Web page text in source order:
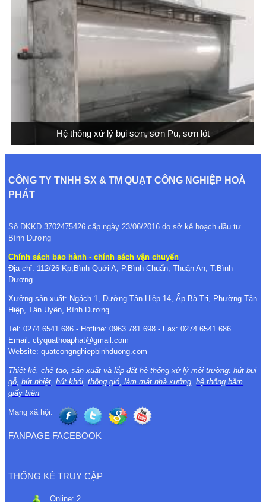
Hệ thống xử lý bụi sơn, sơn Pu, sơn lót
CÔNG TY TNHH SX & TM QUẠT CÔNG NGHIỆP HOÀ
PHÁT
Số ĐKKD 3702475426 cấp ngày 23/06/2016 do sở kế hoạch đầu tư
Bình Dương
Chính sách bảo hành - chính sách vận chuyển
Địa chỉ: 112/26 Kp,Bình Quới A, P.Bình Chuẩn, Thuận An, T.Bình
Dương
Xưởng sản xuất: Ngách 1, Đường Tân Hiệp 14, Ấp Bà Tri, Phường Tân
Hiệp, Tân Uyên, Bình Dương
Tel: 0274 6541 686 - Hotline: 0963 781 698 - Fax: 0274 6541 686
Email: ctyquathoaphat@gmail.com
Website: quatcongnghiepbinhduong.com
Thiết kế, chế tạo, sản xuất và lắp đặt hệ thống xử lý môi trường:hút bụi
gỗ ,hút nhiệt ,hút khói ,thông gió làm mát nhà xưởng ,hệ thống băm
giấy biên
Mạng xã hội:
FANPAGE FACEBOOK
THỐNG KÊ TRUY CẬP
Online: 2